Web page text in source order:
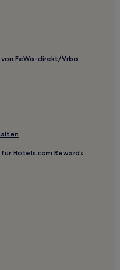
FeWo-direkt/Vrbo
Hotels.com Rewards